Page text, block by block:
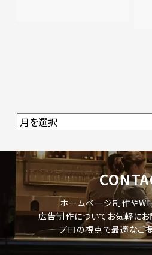
ホームページ制作や
広告制作についてお気軽にお
プロの視点で最適なご